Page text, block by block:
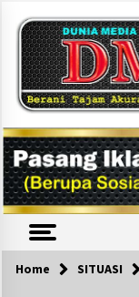
content
Home SITUASI